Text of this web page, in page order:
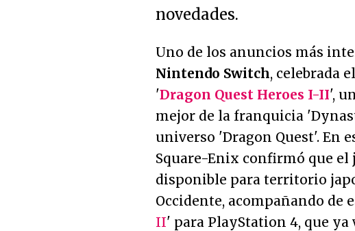
novedades.
Uno de los anuncios más
Nintendo Switch, celebrada
'Dragon Quest Heroes I-II',
mejor de la franquicia
universo 'Dragon Quest'. En
Square-Enix confirmó que
disponible para territorio
Occidente, acompañando de
II' para PlayStation 4, que